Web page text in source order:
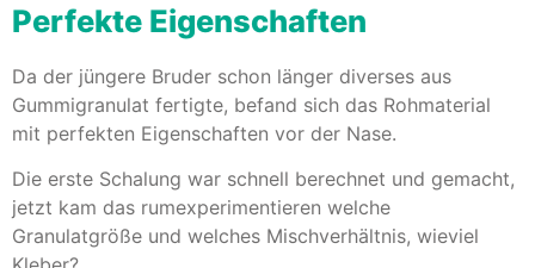
Perfekte Eigenschaften
Da der jüngere Bruder schon länger diverses aus
Gummigranulat fertigte, befand sich das Rohmaterial
mit perfekten Eigenschaften vor der Nase.
Die erste Schalung war schnell berechnet und gemacht,
jetzt kam das rumexperimentieren welche
Granulatgröße und welches Mischverhältnis, wieviel